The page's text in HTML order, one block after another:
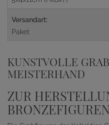
Versandart:
Paket
KUNSTVOLLE
MEISTERHAND
ZUR
BRONZEFIGUREN